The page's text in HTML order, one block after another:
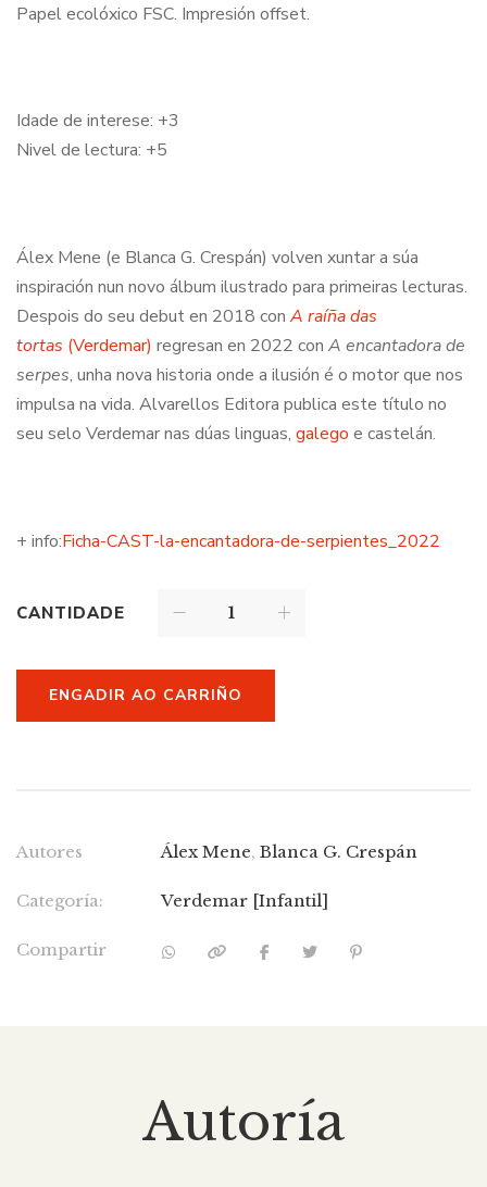
Papel ecolóxico FSC. Impresión offset.
Idade de interese: +3
Nivel de lectura: +5
Álex Mene (e Blanca G. Crespán) volven xuntar a súa
inspiración nun novo álbum ilustrado para primeiras lecturas.
Despois do seu debut en 2018 con A raíña das
tortas (Verdemar) regresan en 2022 con A encantadora de
serpes, unha nova historia onde a ilusión é o motor que nos
impulsa na vida. Alvarellos Editora publica este título no
seu selo Verdemar nas dúas linguas, galego e castelán.
+ info:Ficha-CAST-la-encantadora-de-serpientes_2022
CANTIDADE
ENGADIR AO CARRIÑO
Autores Álex Mene, Blanca G. Crespán
Categoría: Verdemar [Infantil]
Compartir
Autoría